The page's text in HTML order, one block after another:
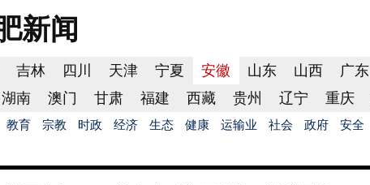
新闻
吉林 四川 天津 宁夏 安徽 山东 山西 广东
湖南 澳门 甘肃 福建 西藏 贵州 辽宁 重庆
教育 宗教 时政 经济 生态 健康 运输业 社会 政府 安全